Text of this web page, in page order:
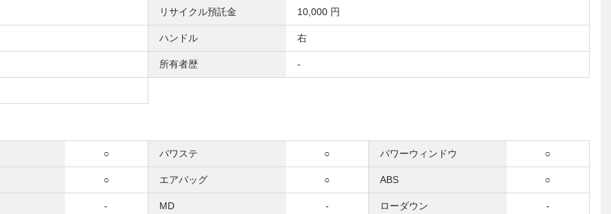
リサイクル預託金 10,000 円
ハンドル 右
所有者歴 -
○ パワステ ○ パワーウィンドウ ○
○ エアバッグ ○ ABS ○
- MD - ローダウン -